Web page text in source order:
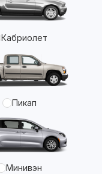
Кабриолет
Пикап
Минивэн